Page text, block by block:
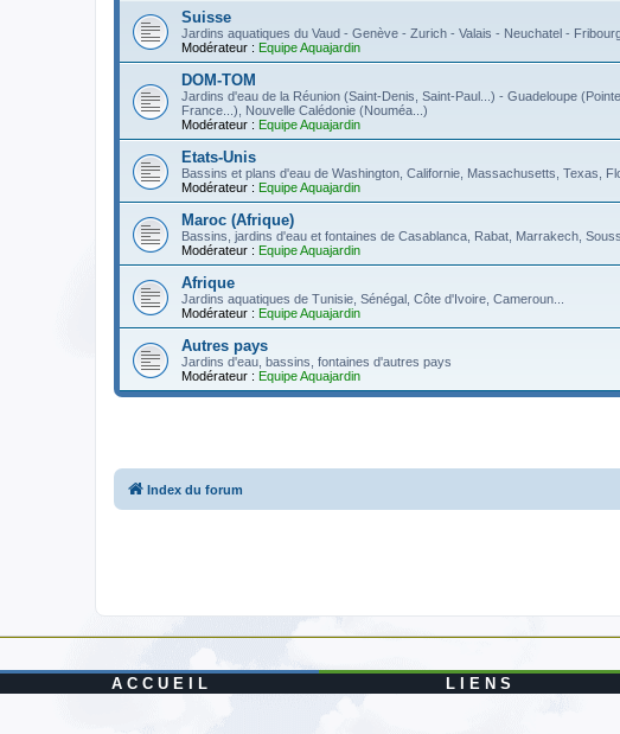
Suisse
Jardins aquatiques du Vaud - Genève - Zurich - Valais - Neuchatel -
Modérateur : Equipe Aquajardin
DOM-TOM
Jardins d'eau de la Réunion (Saint-Denis, Saint-Paul...) - Guadeloupe
France...), Nouvelle Calédonie (Nouméa...)
Modérateur : Equipe Aquajardin
Etats-Unis
Bassins et plans d'eau de Washington, Californie, Massachusetts, Texas,
Modérateur : Equipe Aquajardin
Maroc (Afrique)
Bassins, jardins d'eau et fontaines de Casablanca, Rabat, Marrakech,
Modérateur : Equipe Aquajardin
Afrique
Jardins aquatiques de Tunisie, Sénégal, Côte d'Ivoire, Cameroun...
Modérateur : Equipe Aquajardin
Autres pays
Jardins d'eau, bassins, fontaines d'autres pays
Modérateur : Equipe Aquajardin
Index du forum
A C C U E I L L I E N S